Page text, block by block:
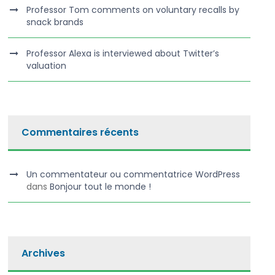
Professor Tom comments on voluntary recalls by
snack brands
Professor Alexa is interviewed about Twitter’s
valuation
Commentaires récents
Un commentateur ou commentatrice WordPress
dansBonjour tout le monde !
Archives